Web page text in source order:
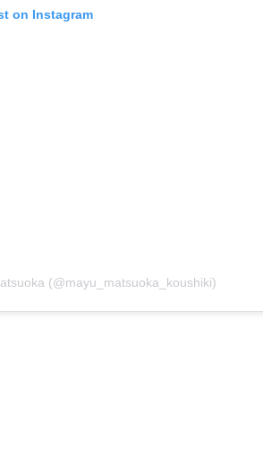
on Instagram
(@mayu_matsuoka_koushiki)